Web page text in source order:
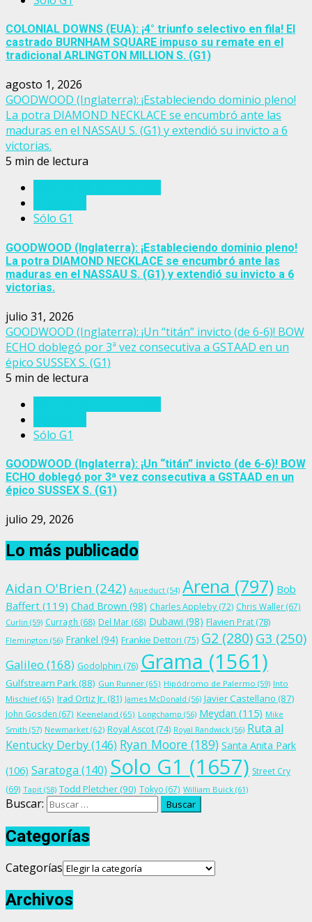
COLONIAL DOWNS (EUA): ¡4° triunfo selectivo en fila! El
castrado BURNHAM SQUARE impuso su remate en el
tradicional ARLINGTON MILLION S. (G1)
agosto 1, 2026
GOODWOOD (Inglaterra): ¡Estableciendo dominio pleno!
La potra DIAMOND NECKLACE se encumbró ante las
maduras en el NASSAU S. (G1) y extendió su invicto a 6
victorias.
5 min de lectura
Sólo G1
GOODWOOD (Inglaterra): ¡Estableciendo dominio pleno!
La potra DIAMOND NECKLACE se encumbró ante las
maduras en el NASSAU S. (G1) y extendió su invicto a 6
victorias.
julio 31, 2026
GOODWOOD (Inglaterra): ¡Un “titán” invicto (de 6-6)! BOW
ECHO doblegó por 3ª vez consecutiva a GSTAAD en un
épico SUSSEX S. (G1)
5 min de lectura
Sólo G1
GOODWOOD (Inglaterra): ¡Un “titán” invicto (de 6-6)! BOW
ECHO doblegó por 3ª vez consecutiva a GSTAAD en un
épico SUSSEX S. (G1)
julio 29, 2026
Lo más publicado
Aidan O'Brien (242) Aqueduct (54) Arena (797) Bob
Baffert (119) Chad Brown (98) Charles Appleby (72) Chris Waller(67)
Curlin (59) Curragh (68) Del Mar (68) Dubawi (98) Flavien Prat (78)
Flemington (56) Frankel (94) Frankie Dettori (75) G2 (280)G3 (250)
Galileo (168) Godolphin (76) Grama (1561)
Gulfstream Park(88) Gun Runner (65) Hipódromo de Palermo (59) Into
Mischief (65) Irad Ortiz Jr. (81) James McDonald (56) Javier Castellano (87)
John Gosden (67) Keeneland (65) Longchamp (56) Meydan (115) Mike
Smith (57) Newmarket (62) Royal Ascot (74) Royal Randwick (56) Ruta al
Kentucky Derby(146) Ryan Moore (189) Santa Anita Park
(106) Saratoga (140) Solo G1 (1657) Street Cry
(69) Tapit (58) Todd Pletcher(90) Tokyo (67) William Buick (61)
Buscar:
Categorías
Categorías
Archivos